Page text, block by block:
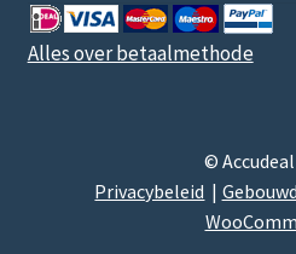
Alles over betaalmethode
©
Privacybeleid